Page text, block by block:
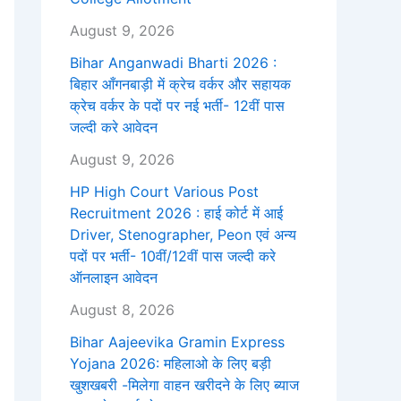
August 9, 2026
Bihar Anganwadi Bharti 2026 :
बिहार आँगनबाड़ी में क्रेच वर्कर और सहायक
क्रेच वर्कर के पदों पर नई भर्ती- 12वीं पास
जल्दी करे आवेदन
August 9, 2026
HP High Court Various Post
Recruitment 2026 : हाई कोर्ट में आई
Driver, Stenographer, Peon एवं अन्य
पदों पर भर्ती- 10वीं/12वीं पास जल्दी करे
ऑनलाइन आवेदन
August 8, 2026
Bihar Aajeevika Gramin Express
Yojana 2026: महिलाओ के लिए बड़ी
खुशखबरी -मिलेगा वाहन खरीदने के लिए ब्याज